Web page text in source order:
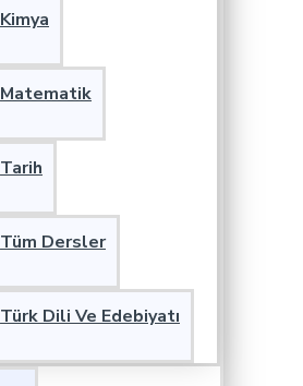
Kimya
Matematik
Tarih
Tüm Dersler
Türk Dili Ve Edebiyatı